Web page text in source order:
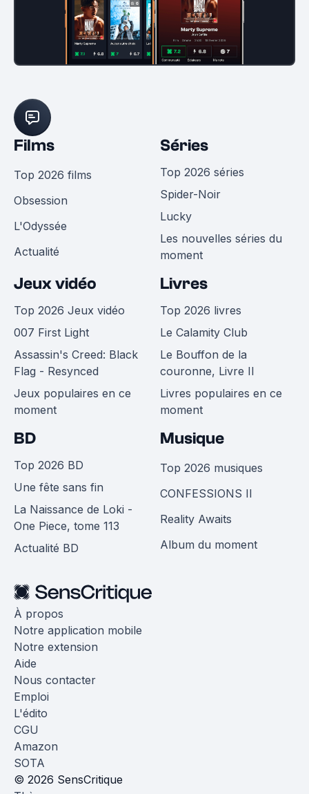
Films
Top 2026 films
Obsession
L'Odyssée
Actualité
Séries
Top 2026 séries
Spider-Noir
Lucky
Les nouvelles séries du
moment
Jeux vidéo
Top 2026 Jeux vidéo
007 First Light
Assassin's Creed: Black
Flag - Resynced
Jeux populaires en ce
moment
Livres
Top 2026 livres
Le Calamity Club
Le Bouffon de la
couronne, Livre II
Livres populaires en ce
moment
BD
Top 2026 BD
Une fête sans fin
La Naissance de Loki -
One Piece, tome 113
Actualité BD
Musique
Top 2026 musiques
CONFESSIONS II
Reality Awaits
Album du moment
À propos
Notre application mobile
Notre extension
Aide
Nous contacter
Emploi
L'édito
CGU
Amazon
SOTA
© 2026 SensCritique